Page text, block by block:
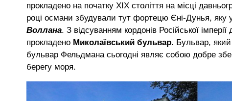
прокладено на початку ХІХ століття на місці
році османи збудували тут фортецю Єні-Дунья, яку
Воллана. З відсуванням кордонів Російської
прокладено Миколаївський бульвар. Бульвар,
бульвар Фельдмана сьогодні являє собою добре
берегу моря.